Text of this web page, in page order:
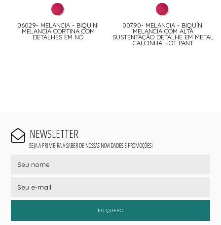
06029- MELANCIA - BIQUINI
MELANCIA CORTINA COM
DETALHES EM NÓ
00790- MELANCIA - BIQUÍNI
MELANCIA COM ALTA
SUSTENTAÇÃO DETALHE EM METAL
CALCINHA HOT PANT
NEWSLETTER
SEJA A PRIMEIRA A SABER DE NOSSAS NOVIDADES E PROMOÇÕES!
EU QUERO